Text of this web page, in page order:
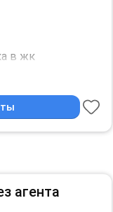
в жк
3 минуты
гардеробная,
Окна в пол
с потрясающим
и отдыха.
агента